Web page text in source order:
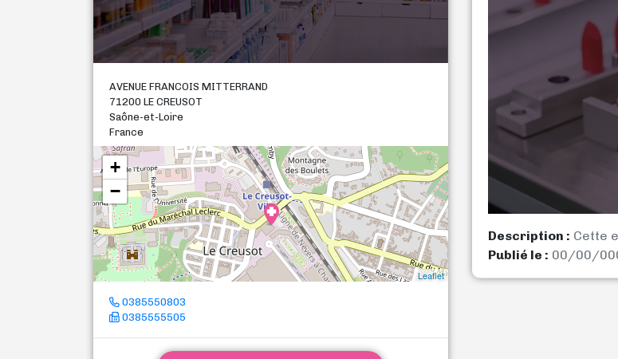
AVENUE FRANCOIS MITTERRAND
71200 LE CREUSOT
Saône-et-Loire
France
+
−
Leaflet
0385550803
0385555505
Description : Cette
Publié le : 00/00/